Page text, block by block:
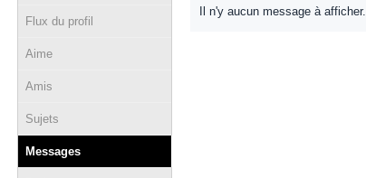
Flux du profil
Aime
Amis
Sujets
Messages
Il n'y aucun message à afficher.